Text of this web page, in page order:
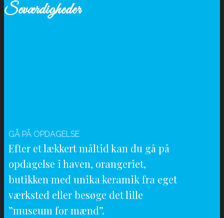
Seværdigheder
GÅ PÅ OPDAGELSE
Efter et lækkert måltid kan du gå på
opdagelse i haven, orangeriet,
butikken med unika keramik fra eget
værksted eller besøge det lille
”museum for mænd”.